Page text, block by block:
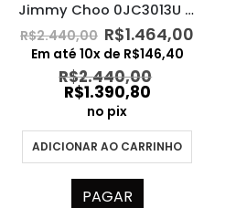
Jimmy Choo 0JC3013U 5000
R$2.440,00 O
preço
original
era:
R$2.440,00.
R$1.464,00
Em até 10x de R$146,40
R$2.440,00
R$1.390,80
no pix
ADICIONAR AO CARRINHO
PAGAR